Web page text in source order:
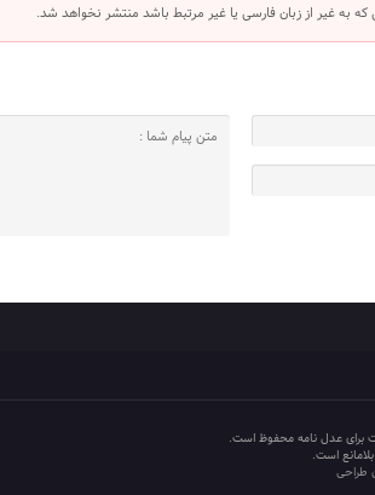
که به غیر از زبان فارسی یا غیر مرتبط باشد منتشر نخواهد شد.
برای عدل نامه محفوظ است.
است.
طراحی